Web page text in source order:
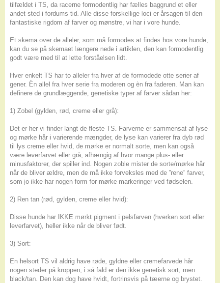
tilfældet i TS, da racerne formodentlig har fælles baggrund et eller
andet sted i fordums tid. Alle disse forskellige loci er årsagen til den
fantastiske rigdom af farver og mønstre, vi har i vore hunde.
Et skema over de alleler, som må formodes at findes hos vore hunde,
kan du se på skemaet længere nede i artiklen, den kan formodentlig
godt være med til at lette forståelsen lidt.
Hver enkelt TS har to alleler fra hver af de formodede otte serier af
gener. Èn allel fra hver serie fra moderen og èn fra faderen. Man kan
definere de grundlæggende, genetiske typer af farver sådan her:
1) Zobel (gylden, rød, creme eller grå):
Det er her vi finder langt de fleste TS. Farverne er sammensat af lyse
og mørke hår i varierende mængder, de lyse kan varierer fra dyb rød
til lys creme eller hvid, de mørke er normalt sorte, men kan også
være leverfarvet eller grå, afhængig af hvor mange plus- eller
minusfaktorer, der spiller ind. Nogen zoble mister de sorte/mørke hår
når de bliver ældre, men de må ikke forveksles med de ”rene” farver,
som jo ikke har nogen form for mørke markeringer ved fødselen.
2) Ren tan (rød, gylden, creme eller hvid):
Disse hunde har IKKE mørkt pigment i pelsfarven (hverken sort eller
leverfarvet), heller ikke når de bliver født.
3) Sort:
En helsort TS vil aldrig have røde, gyldne eller cremefarvede hår
nogen steder på kroppen, i så fald er den ikke genetisk sort, men
black/tan. Den kan dog have hvidt, fortrinsvis på tæerne og brystet.